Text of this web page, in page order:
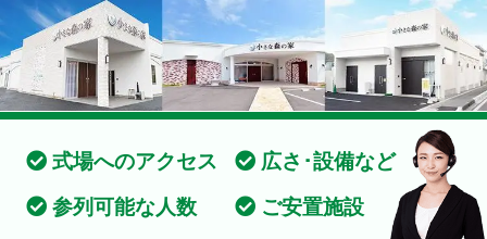
式場へのアクセス
広さ･設備など
参列可能な人数
ご安置施設